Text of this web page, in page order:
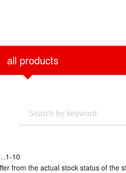
all products
10
from the actual stock status of the